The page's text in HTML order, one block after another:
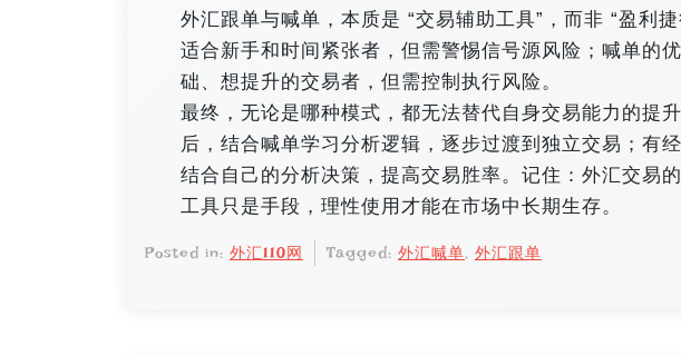
外汇跟单与喊单，本质是 “交易辅助工具”，而非 “盈利
适合新手和时间紧张者，但需警惕信号源风险；喊单的
础、想提升的交易者，但需控制执行风险。​
最终，无论是哪种模式，都无法替代自身交易能力的提
后，结合喊单学习分析逻辑，逐步过渡到独立交易；有
结合自己的分析决策，提高交易胜率。记住：外汇交易
工具只是手段，理性使用才能在市场中长期生存。
Posted in: 外汇110网 Tagged: 外汇喊单, 外汇跟单